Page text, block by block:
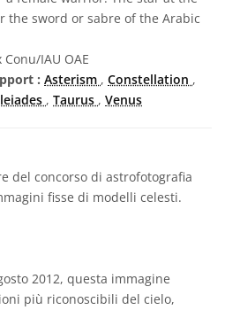
the sword or sabre of the Arabic
Conu/IAU OAE
: Asterism , Constellation ,
, Taurus , Venus
del concorso di astrofotografia
fisse di modelli celesti.
2012, questa immagine
più riconoscibili del cielo,